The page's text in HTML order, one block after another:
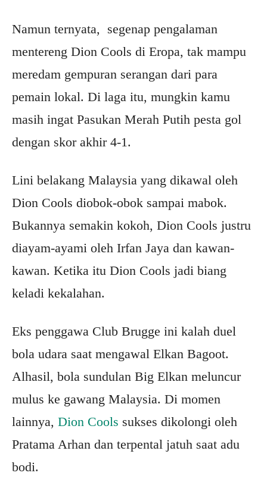
Namun ternyata, segenap pengalaman
mentereng Dion Cools di Eropa, tak mampu
meredam gempuran serangan dari para
pemain lokal. Di laga itu, mungkin kamu
masih ingat Pasukan Merah Putih pesta gol
dengan skor akhir 4-1.
Lini belakang Malaysia yang dikawal oleh
Dion Cools diobok-obok sampai mabok.
Bukannya semakin kokoh, Dion Cools justru
diayam-ayami oleh Irfan Jaya dan kawan-
kawan. Ketika itu Dion Cools jadi biang
keladi kekalahan.
Eks penggawa Club Brugge ini kalah duel
bola udara saat mengawal Elkan Bagoot.
Alhasil, bola sundulan Big Elkan meluncur
mulus ke gawang Malaysia. Di momen
lainnya, Dion Cools sukses dikolongi oleh
Pratama Arhan dan terpental jatuh saat adu
bodi.